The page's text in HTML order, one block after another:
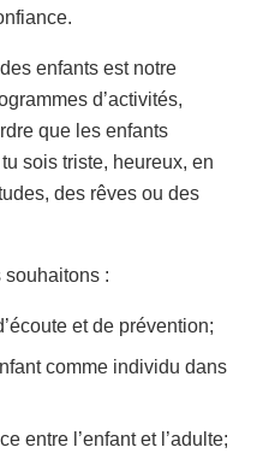
enfants est notre
d’activités,
que les enfants
sois triste, heureux, en
des rêves ou des
souhaitons :
et de prévention;
comme individu dans
entre l’enfant et l’adulte;